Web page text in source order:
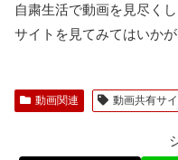
自粛生活で動画を見尽く
サイトを見てみてはいかが
動画関連 動画共有サイ